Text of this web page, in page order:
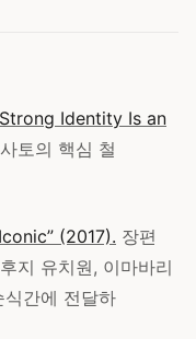
Strong Identity Is an
토의 핵심 철
(2017). 장편
지 유치원, 이마바리
식간에 전달하